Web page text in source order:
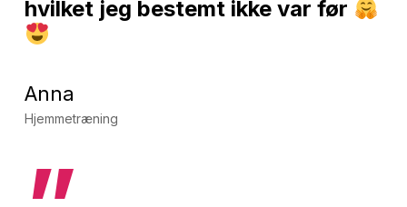
hvilket jeg bestemt ikke var før
Anna
Hjemmetræning